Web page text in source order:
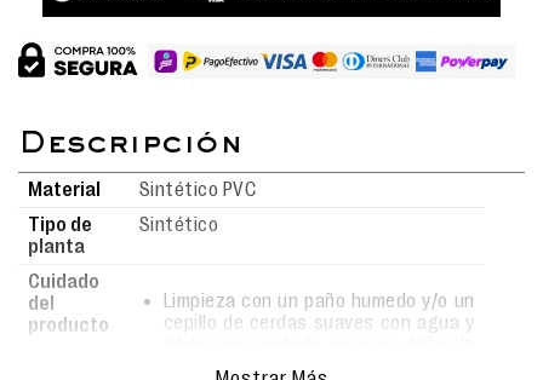
Material
Sintético PVC
Tipo de
planta
Sintético
Cuidado
del
producto
Limpieza con un paño humedo y/o un
cepillo de cerdas suaves con agua y
superficie.